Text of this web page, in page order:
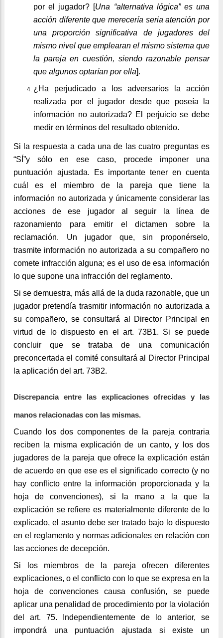
por el jugador? [Una “alternativa lógica” es una
acción diferente que merecería seria atención por
una proporción significativa de jugadores del
mismo nivel que emplearan el mismo sistema que
la pareja en cuestión, siendo razonable pensar
que algunos optarían por ella].
¿Ha perjudicado a los adversarios la acción
realizada por el jugador desde que poseía la
información no autorizada? El perjuicio se debe
medir en términos del resultado obtenido.
Si la respuesta a cada una de las cuatro preguntas es
“SÍ”y sólo en ese caso, procede imponer una
puntuación ajustada. Es importante tener en cuenta
cuál es el miembro de la pareja que tiene la
información no autorizada y únicamente considerar las
acciones de ese jugador al seguir la línea de
razonamiento para emitir el dictamen sobre la
reclamación. Un jugador que, sin proponérselo,
trasmite información no autorizada a su compañero no
comete infracción alguna; es el uso de esa información
lo que supone una infracción del reglamento.
Si se demuestra, más allá de la duda razonable, que un
jugador pretendía trasmitir información no autorizada a
su compañero, se consultará al Director Principal en
virtud de lo dispuesto en el art. 73B1. Si se puede
concluir que se trataba de una comunicación
preconcertada el comité consultará al Director Principal
la aplicación del art. 73B2.
Discrepancia entre las explicaciones ofrecidas y las
manos relacionadas con las mismas.
Cuando los dos componentes de la pareja contraria
reciben la misma explicación de un canto, y los dos
jugadores de la pareja que ofrece la explicación están
de acuerdo en que ese es el significado correcto (y no
hay conflicto entre la información proporcionada y la
hoja de convenciones), si la mano a la que la
explicación se refiere es materialmente diferente de lo
explicado, el asunto debe ser tratado bajo lo dispuesto
en el reglamento y normas adicionales en relación con
las acciones de decepción.
Si los miembros de la pareja ofrecen diferentes
explicaciones, o el conflicto con lo que se expresa en la
hoja de convenciones causa confusión, se puede
aplicar una penalidad de procedimiento por la violación
del art. 75.
Independientemente de lo anterior, se
impondrá una puntuación ajustada si existe un